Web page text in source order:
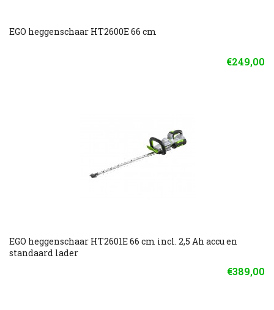
EGO heggenschaar HT2600E 66 cm
€249,00
EGO heggenschaar HT2601E 66 cm incl. 2,5 Ah accu en
standaard lader
€389,00